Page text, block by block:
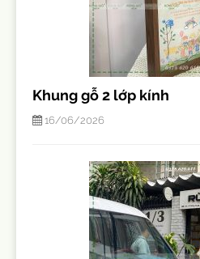
Khung gỗ 2 lớp kính
16/06/2026